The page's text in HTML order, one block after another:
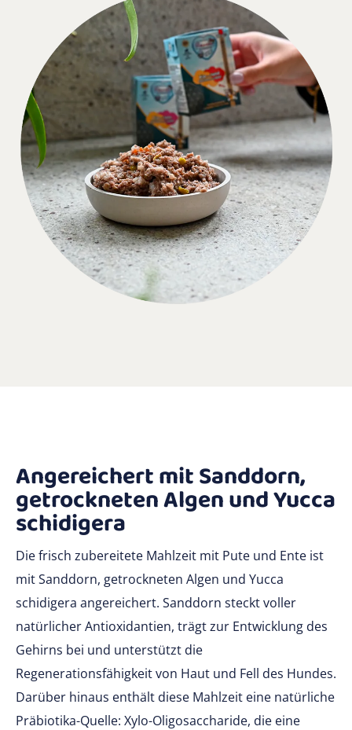
Angereichert mit Sanddorn,
getrockneten Algen und Yucca
schidigera
Die frisch zubereitete Mahlzeit mit Pute und Ente ist
mit Sanddorn, getrockneten Algen und Yucca
schidigera angereichert. Sanddorn steckt voller
natürlicher Antioxidantien, trägt zur Entwicklung des
Gehirns bei und unterstützt die
Regenerationsfähigkeit von Haut und Fell des Hundes.
Darüber hinaus enthält diese Mahlzeit eine natürliche
Präbiotika-Quelle: Xylo-Oligosaccharide, die eine